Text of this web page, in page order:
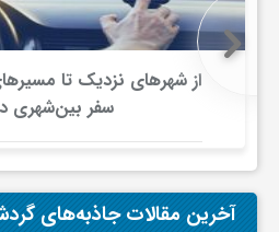
راهنمای
رزرو
آخرین مقالات جاذبه‌های